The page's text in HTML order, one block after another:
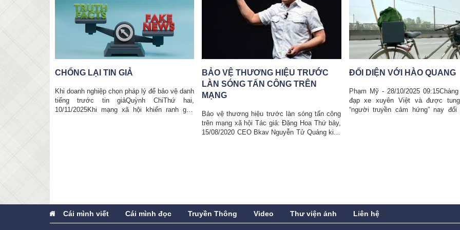
BẢO VỆ THƯƠNG HIỆU TRƯỚC
MẠNG
Bảo vệ thương hiệu trước làn sóng tấn công
ĐỐI DIỆN VỚI HÀO QUANG
Phạm Mỹ - 28/10/2025 09:15Chàng trai từng
đạp xe xuyên Việt và được tung hô như
“người truyền cảm hứng” nay đối diện cáo
buộc chiếm đoạt tiền từ ...
CÁCH CA SỸ JACK XỬ LÝ
Thấy gì từ việc Jack xin lỗi và tạm
diễnQuỳnh An - Thứ năm, 30/10/
Cái mình viết Cái mình đọc Truyền Thông Video Thư viện ảnh Liên hệ